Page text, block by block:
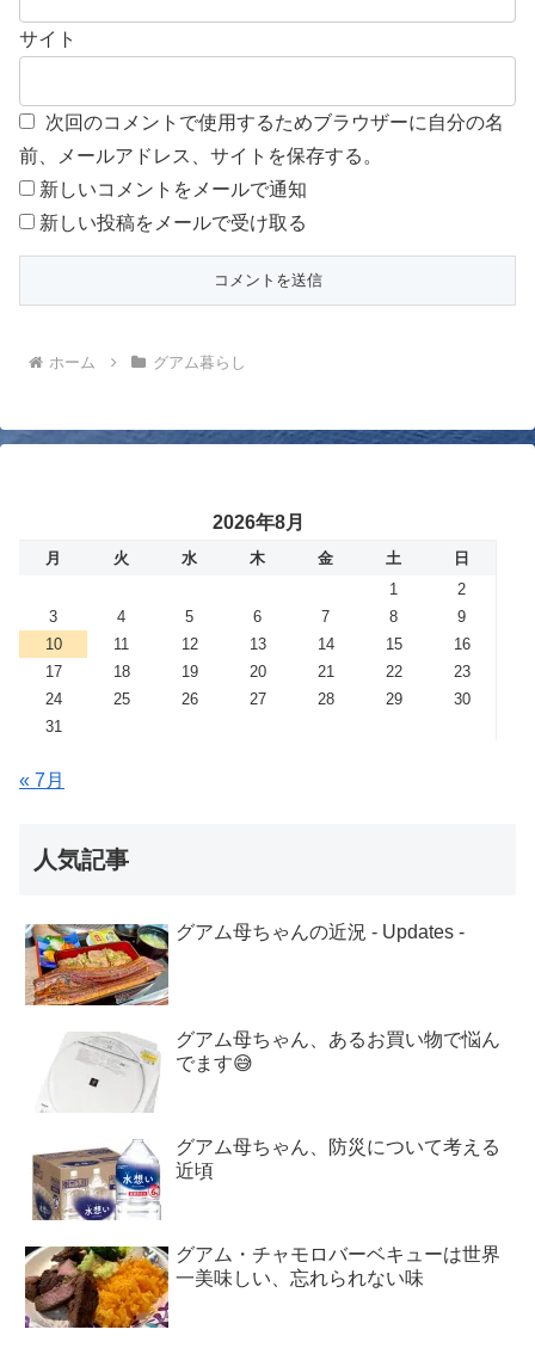
サイト
次回のコメントで使用するためブラウザーに自分の名
前、メールアドレス、サイトを保存する。
新しいコメントをメールで通知
新しい投稿をメールで受け取る
ホーム グアム暮らし
2026年8月
月 火 水 木 金 土
日
1
2
3
4 5 6 7 8
9
10
11 12 13 14 15
16
17
18 19 20 21 22
23
24
25 26 27 28 29
30
31
« 7月
人気記事
グアム母ちゃんの近況 - Updates -
グアム母ちゃん、あるお買い物で悩ん
でます😅
グアム母ちゃん、防災について考える
近頃
グアム・チャモロバーベキューは世界
一美味しい、忘れられない味